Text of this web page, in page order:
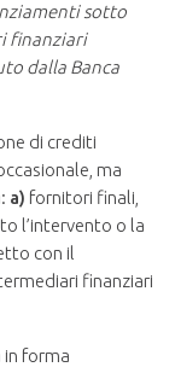
sotto
finanziari
dalla Banca
di crediti
ma
a) fornitori finali,
l’intervento o la
con il
finanziari
forma